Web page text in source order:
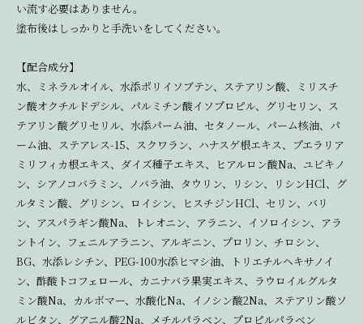
い流す必要はありません。
塗布後はしっかりと手洗いをしてください。
【配合成分】
水、ミネラルオイル、水添ポリイソブテン、ステアリン酸、ミリスチ
ン酸オクチルドデシル、パルミチン酸イソプロピル、グリセリン、ス
テアリン酸グリセリル、水添パーム油、セタノール、パーム核油、パ
ーム油、ステアレス-15、スクワラン、ハナスゲ根エキス、プエラリア
ミリフィカ根エキス、ダイズ種子エキス、ヒアルロン酸Na、ユビキノ
ン、シアノコバラミン、ノバラ油、タウリン、リシン、リシンHCl、グ
ルタミン酸、グリシン、ロイシン、ヒスチジンHCl、セリン、バリ
ン、アスパラギン酸Na、トレオニン、アラニン、イソロイシン、アラ
ントイン、フェニルアラニン、アルギニン、プロリン、チロシン、
BG、水添レシチン、PEG-100水添ヒマシ油、トリエチルヘキサノイ
ン、酢酸トコフェロール、カニナバラ果実エキス、ラウロイルグルタ
ミン酸Na、カルボマー、水酸化Na、イノシン酸2Na、ステアリン酸ソ
ルビタン、グアニル酸2Na、メチルパラベン、プロピルパラベン